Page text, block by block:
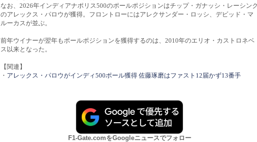
なお、2026年インディアナポリス500のポールポジションはチップ・ガナッシ・レーシン
のアレックス・パロウが獲得。フロントローにはアレクサンダー・ロッシ、デビッド・マ
ルーカスが並ぶ。
前年ウイナーが翌年もポールポジションを獲得するのは、2010年のエリオ・カストロネベ
ス以来となった。
【関連】
・ アレックス・パロウがインディ500ポール獲得 佐藤琢磨はファスト12届かず13番手
F1-Gate.comをGoogleニュースでフォロー